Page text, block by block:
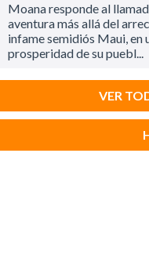
Moana responde al
aventura más allá del
infame semidiós Maui, en
prosperidad de su puebl...
VER